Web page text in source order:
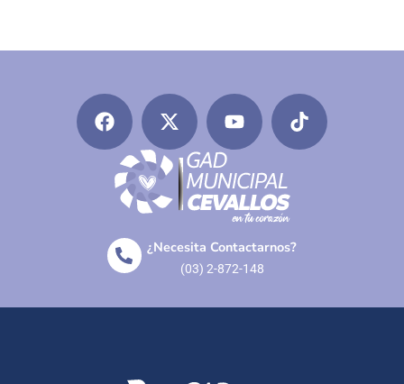
¿Necesita Contactarnos?
(03) 2-872-148